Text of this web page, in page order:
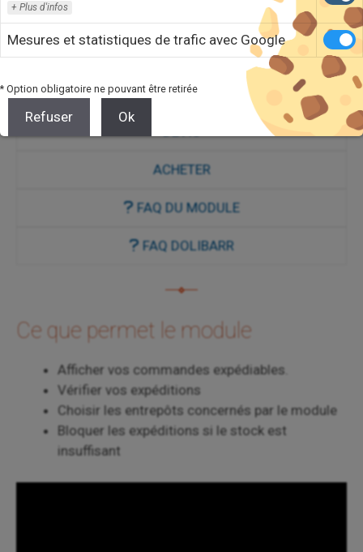
d'expédition (totale, partielle ou non).
Stock
VOIR DÉMO
ACHETER
FAQ DU MODULE
FAQ DOLIBARR
Ce que permet le module
Afficher vos commandes expédiables.
Vérifier vos expéditions
Choisir les entrepôts concernés par le module
Bloquer les expéditions si le stock est
insuffisant
Plus d'infos
Mesures et statistiques de trafic avec Google
* Option obligatoire ne pouvant être retirée
Refuser Ok